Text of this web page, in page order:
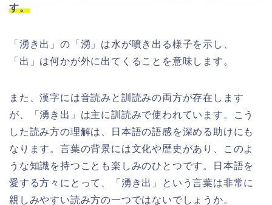
す。
「湧き出」の「湧」は水が噴き出る様子を示し、
「出」は何かが外に出てくることを意味します。
また、漢字には音読みと訓読みの両方が存在します
が、「湧き出」は主に訓読みで使われています。こう
した読み方の理解は、日本語の語感を深める助けにも
なります。言葉の背景には文化や歴史があり、このよ
うな知識を持つことも楽しみのひとつです。日本語を
愛する方々にとって、「湧き出」という言葉は非常に
親しみやすい読み方の一つではないでしょうか。